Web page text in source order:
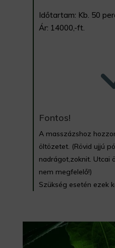
Időtartam: Kb. 50
Ár: 14000,-ft.
Fontos!
A masszázshoz
öltözetet. (Rövid ujjú
nadrágot,zoknit. Utcai
nem megfelelő!)
Szükség esetén ezek